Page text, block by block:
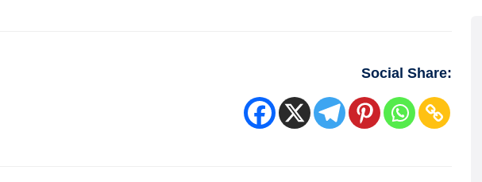
Social Share: